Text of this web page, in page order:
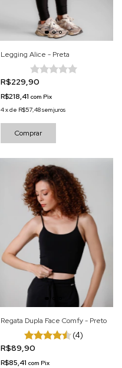
Legging Alice - Preta
R$229,90
R$218,41 com Pix
4xde R$57,48sem juros
Comprar
Regata Dupla Face Comfy - Preto
(4)
R$89,90
R$85,41 com Pix